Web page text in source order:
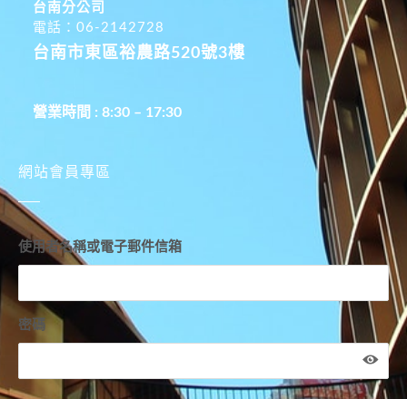
台南分公司
電話：06-2142728
台南市東區裕農路520號3樓
營業時間 : 8:30 – 17:30
網站會員專區
使用者名稱或電子郵件信箱
密碼